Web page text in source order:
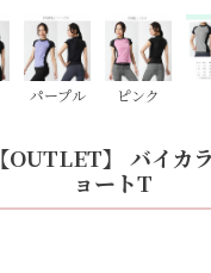
パープル ピンク
【OUTLET】 バイカ
ョートT